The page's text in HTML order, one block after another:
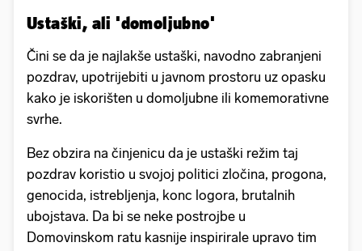
Ustaški, ali 'domoljubno'
Čini se da je najlakše ustaški, navodno zabranjeni
pozdrav, upotrijebiti u javnom prostoru uz opasku
kako je iskorišten u domoljubne ili komemorativne
svrhe.
Bez obzira na činjenicu da je ustaški režim taj
pozdrav koristio u svojoj politici zločina, progona,
genocida, istrebljenja, konc logora, brutalnih
ubojstava. Da bi se neke postrojbe u
Domovinskom ratu kasnije inspirirale upravo tim